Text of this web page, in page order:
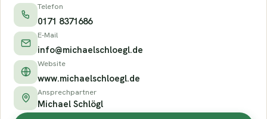
Telefon
0171 8371686
E-Mail
info@michaelschloegl.de
Website
www.michaelschloegl.de
Ansprechpartner
Michael Schlögl